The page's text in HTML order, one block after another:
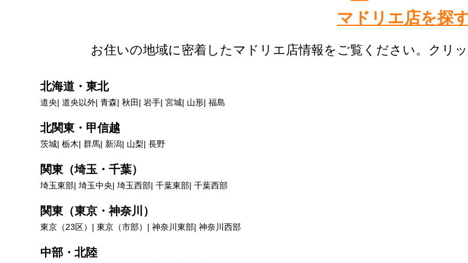
マドリエ店を探
お住いの地域に密着したマドリエ店情報をご覧ください。クリ
北海道・東北
道央 道央以外 青森 秋田 岩手 宮城 山形 福島
北関東・甲信越
茨城 栃木 群馬 新潟 山梨 長野
関東（埼玉・千葉）
埼玉東部 埼玉中央 埼玉西部 千葉東部 千葉西部
関東（東京・神奈川）
東京（23区） 東京（市部） 神奈川東部 神奈川西部
中部・北陸